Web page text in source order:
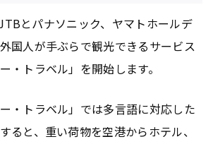
とパナソニック、ヤマトホールデ
国人が手ぶらで観光できるサービス
・トラベル」を開始します。
・トラベル」では多言語に対応した
ると、重い荷物を空港からホテル、